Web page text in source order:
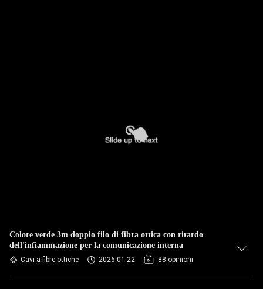
Colore verde 3m doppio filo di fibra ottica con ritardo
dell'infiammazione per la comunicazione interna
Cavi a fibre ottiche 2026-01-22 88 opinioni